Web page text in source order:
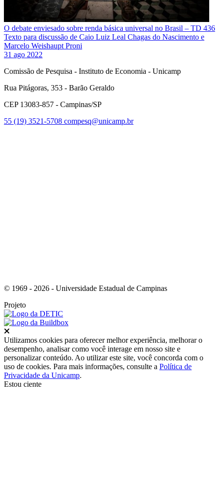
O debate enviesado sobre renda básica universal no Brasil – TD 436
Texto para discussão de Caio Luiz Leal Chagas do Nascimento e
Marcelo Weishaupt Proni
31 ago 2022
Comissão de Pesquisa - Instituto de Economia - Unicamp
Rua Pitágoras, 353 - Barão Geraldo
CEP 13083-857 - Campinas/SP
55 (19) 3521-5708 compesq@unicamp.br
© 1969 - 2026 - Universidade Estadual de Campinas
Projeto
Utilizamos cookies para oferecer melhor experiência, melhorar o
desempenho, analisar como você interage em nosso site e
personalizar conteúdo. Ao utilizar este site, você concorda com o
uso de cookies. Para mais informações, consulte a Política de
Privacidade da Unicamp.
Estou ciente